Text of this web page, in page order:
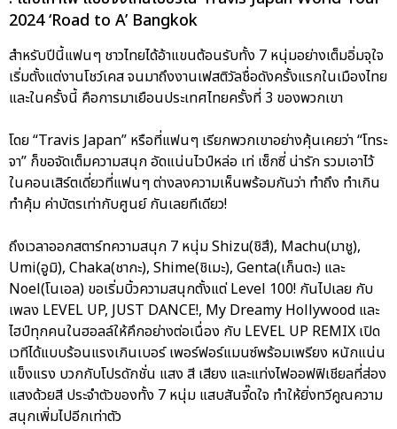
2024 ‘Road to A’ Bangkok
สำหรับปีนี้แฟนๆ ชาวไทยได้อ้าแขนต้อนรับทั้ง 7 หนุ่มอย่างเต็มอิ่มจุใจ
เริ่มตั้งแต่งานโชว์เคส จนมาถึงงานเฟสติวัลชื่อดังครั้งแรกในเมืองไทย
และในครั้งนี้ คือการมาเยือนประเทศไทยครั้งที่ 3 ของพวกเขา
โดย “Travis Japan” หรือที่แฟนๆ เรียกพวกเขาอย่างคุ้นเคยว่า “โทระ
จา” ก็ขอจัดเต็มความสนุก อัดแน่นไวป์หล่อ เท่ เซ็กซี่ น่ารัก รวมเอาไว้
ในคอนเสิร์ตเดี่ยวที่แฟนๆ ต่างลงความเห็นพร้อมกันว่า ทำถึง ทำเกิน
ทำคุ้ม ค่าบัตรเท่ากับศูนย์ กันเลยทีเดียว!
ถึงเวลาออกสตาร์ทความสนุก 7 หนุ่ม Shizu(ชิสึ), Machu(มาชู),
Umi(อูมิ), Chaka(ชากะ), Shime(ชิเมะ), Genta(เก็นตะ) และ
Noel(โนเอล) ขอเริ่มบิ้วความสนุกตั้งแต่ Level 100! กันไปเลย กับ
เพลง LEVEL UP, JUST DANCE!, My Dreamy Hollywood และ
ไฮป์ทุกคนในฮอลล์ให้คึกอย่างต่อเนื่อง กับ LEVEL UP REMIX เปิด
เวทีได้แบบร้อนแรงเกินเบอร์ เพอร์ฟอร์แมนซ์พร้อมเพรียง หนักแน่น
แข็งแรง บวกกับโปรดักชั่น แสง สี เสียง และแท่งไฟออฟฟิเชียลที่ส่อง
แสงด้วยสี ประจำตัวของทั้ง 7 หนุ่ม แสบสันจี๊ดใจ ทำให้ยิ่งทวีคูณความ
สนุกเพิ่มไปอีกเท่าตัว